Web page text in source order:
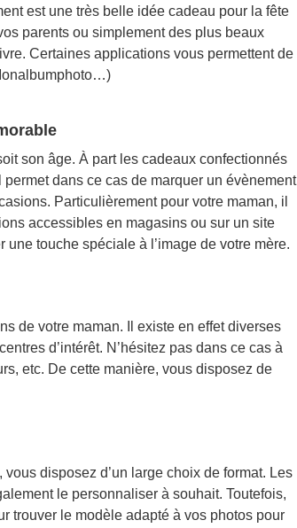
est une très belle idée cadeau pour la fête
parents ou simplement des plus beaux
Certaines applications vous permettent de
son âge. À part les cadeaux confectionnés
dans ce cas de marquer un évènement
Particulièrement pour votre maman, il
accessibles en magasins ou sur un site
touche spéciale à l’image de votre mère.
de votre maman. Il existe en effet diverses
d’intérêt. N’hésitez pas dans ce cas à
etc. De cette manière, vous disposez de
disposez d’un large choix de format. Les
le personnaliser à souhait. Toutefois,
trouver le modèle adapté à vos photos pour